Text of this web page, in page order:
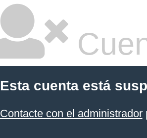
Esta cuenta está
Contacte con el administrador